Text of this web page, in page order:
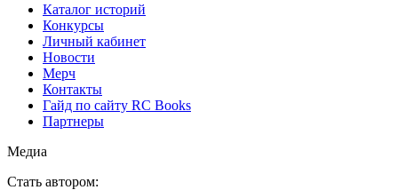
Каталог историй
Конкурсы
Личный кабинет
Новости
Мерч
Контакты
Гайд по сайту RC Books
Партнеры
Mедиа
Стать автором: